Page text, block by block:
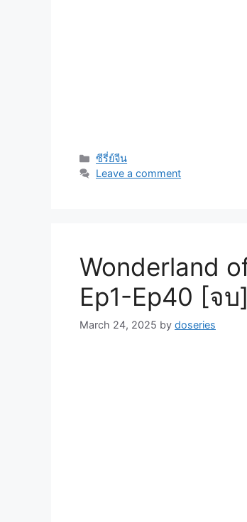
Categories
ซีรี่ย์จีน
Leave a comment
Wonderland
Ep1-Ep40 [จบ]
March 24, 2025 by doseries